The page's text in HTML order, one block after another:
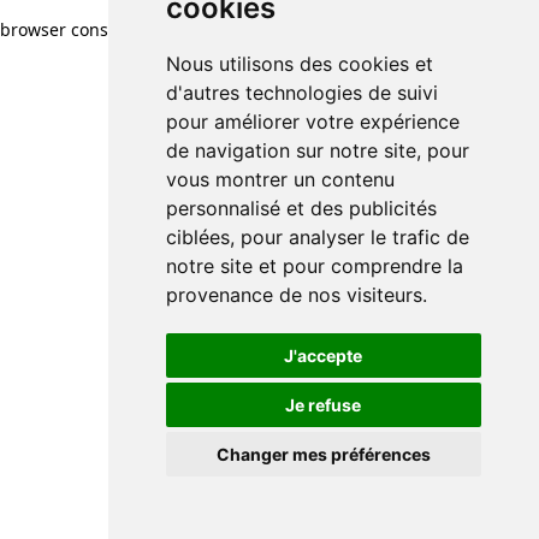
cookies
Nous utilisons des cookies et
d'autres technologies de suivi
pour améliorer votre expérience
de navigation sur notre site, pour
vous montrer un contenu
personnalisé et des publicités
ciblées, pour analyser le trafic de
notre site et pour comprendre la
provenance de nos visiteurs.
J'accepte
Je refuse
Changer mes préférences
browser console for more information)